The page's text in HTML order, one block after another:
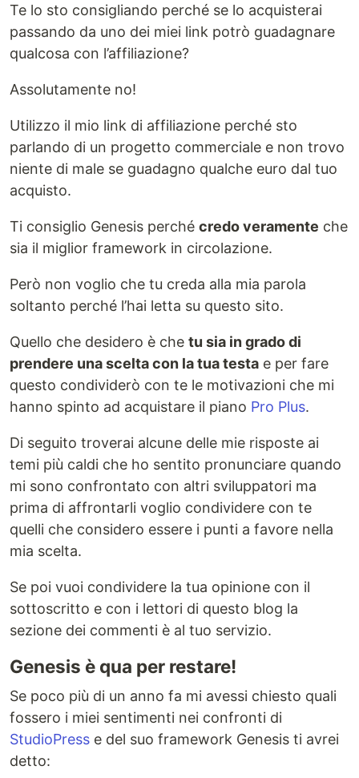
Te lo sto consigliando perché se lo acquisterai
passando da uno dei miei link potrò guadagnare
qualcosa con l’affiliazione?
Assolutamente no!
Utilizzo il mio link di affiliazione perché sto
parlando di un progetto commerciale e non trovo
niente di male se guadagno qualche euro dal tuo
acquisto.
Ti consiglio Genesis perché credo veramente che
sia il miglior framework in circolazione.
Però non voglio che tu creda alla mia parola
soltanto perché l’hai letta su questo sito.
Quello che desidero è che tu sia in grado di
prendere una scelta con la tua testa e per fare
questo condividerò con te le motivazioni che mi
hanno spinto ad acquistare il piano Pro Plus.
Di seguito troverai alcune delle mie risposte ai
temi più caldi che ho sentito pronunciare quando
mi sono confrontato con altri sviluppatori ma
prima di affrontarli voglio condividere con te
quelli che considero essere i punti a favore nella
mia scelta.
Se poi vuoi condividere la tua opinione con il
sottoscritto e con i lettori di questo blog la
sezione dei commenti è al tuo servizio.
Genesis è qua per restare!
Se poco più di un anno fa mi avessi chiesto quali
fossero i miei sentimenti nei confronti di
StudioPress e del suo framework Genesis ti avrei
detto: